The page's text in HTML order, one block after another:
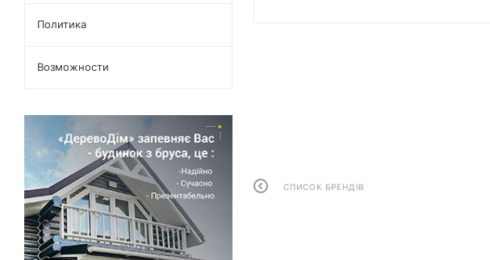
СПИСОК БРЕНДІВ
Политика
Возможности